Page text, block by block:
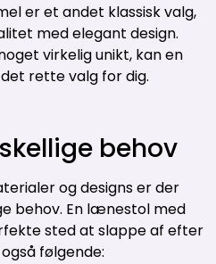
er et andet klassisk valg,
med elegant design.
virkelig unikt, kan en
rette valg for dig.
behov
og designs er der
behov. En lænestol med
sted at slappe af efter
følgende: